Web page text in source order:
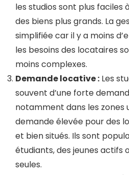
les studios sont plus
des biens plus grands. La
simplifiée car il y a moins
les besoins des locataires
moins complexes.
Demande locative : Les
souvent d’une forte
notamment dans les zones
demande élevée pour des
et bien situés. Ils sont
étudiants, des jeunes actifs
seules.